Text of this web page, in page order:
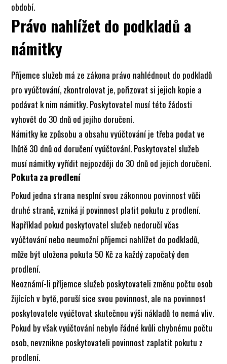
období.
Právo nahlížet do podkladů a
námitky
Příjemce služeb má ze zákona právo nahlédnout do podkladů
pro vyúčtování, zkontrolovat je, pořizovat si jejich kopie a
podávat k nim námitky. Poskytovatel musí této žádosti
vyhovět do 30 dnů od jejího doručení.
Námitky ke způsobu a obsahu vyúčtování je třeba podat ve
lhůtě 30 dnů od doručení vyúčtování. Poskytovatel služeb
musí námitky vyřídit nejpozději do 30 dnů od jejich doručení.
Pokuta za prodlení
Pokud jedna strana nesplní svou zákonnou povinnost vůči
druhé straně, vzniká jí povinnost platit pokutu z prodlení.
Například pokud poskytovatel služeb nedoručí včas
vyúčtování nebo neumožní příjemci nahlížet do podkladů,
může být uložena pokuta 50 Kč za každý započatý den
prodlení.
Neoznámí-li příjemce služeb poskytovateli změnu počtu osob
žijících v bytě, poruší sice svou povinnost, ale na povinnost
poskytovatele vyúčtovat skutečnou výši nákladů to nemá vliv.
Pokud by však vyúčtování nebylo řádné kvůli chybnému počtu
osob, nevznikne poskytovateli povinnost zaplatit pokutu z
prodlení.